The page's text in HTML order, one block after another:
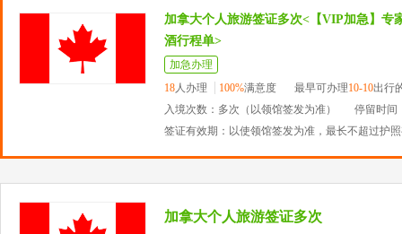
加拿大个人旅游签证多次<【VIP加急】专
酒行程单>
加急办理
18人办理 100%满意度 最早可办理10-10出行
入境次数：多次（以领馆签发为准）
停留时间
签证有效期：以使领馆签发为准，最长不超过护
加拿大个人旅游签证多次